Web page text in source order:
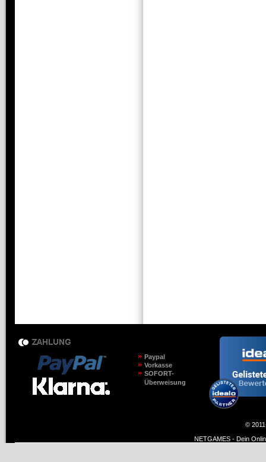
Paypal
Vorkasse
SOFORT-
Überweisung
©
NETGAMES - Dein